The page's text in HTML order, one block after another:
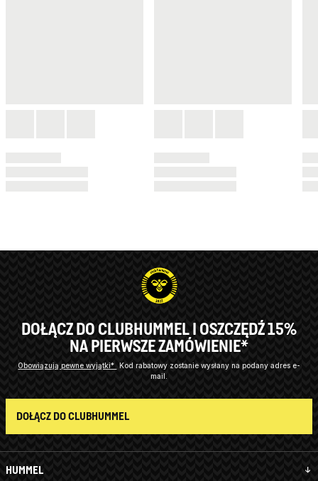
HUMMEL
DOŁĄCZ DO CLUBHUMMEL I OSZCZĘDŹ 15%
NA PIERWSZE ZAMÓWIENIE*
Obowiązują pewne wyjątki* Kod rabatowy zostanie wysłany na podany adres e-
mail.
DOŁĄCZ DO CLUBHUMMEL